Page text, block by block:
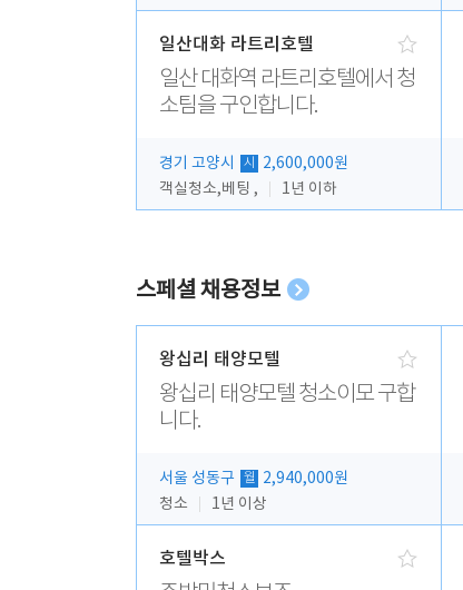
일산대화 라트리호텔
일산 대화역 라트리호텔에서 청
소팀을 구인합니다.
경기 고양시 시
2,600,000원
객실청소,베팅 ,
1년 이하
스페셜 채용정보
왕십리 태양모텔
왕십리 태양모텔 청소이모 구합
니다.
서울 성동구 월
2,940,000원
청소
1년 이상
호텔박스